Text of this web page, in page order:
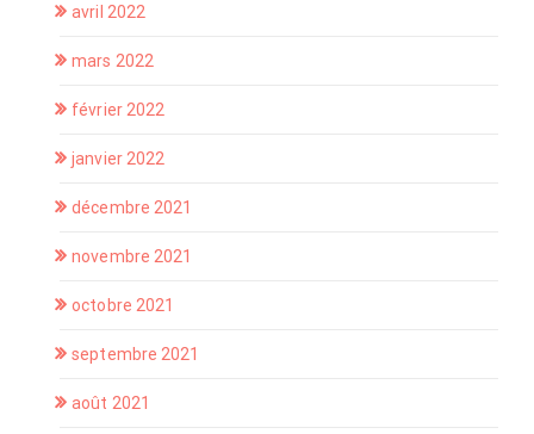
avril 2022
mars 2022
février 2022
janvier 2022
décembre 2021
novembre 2021
octobre 2021
septembre 2021
août 2021